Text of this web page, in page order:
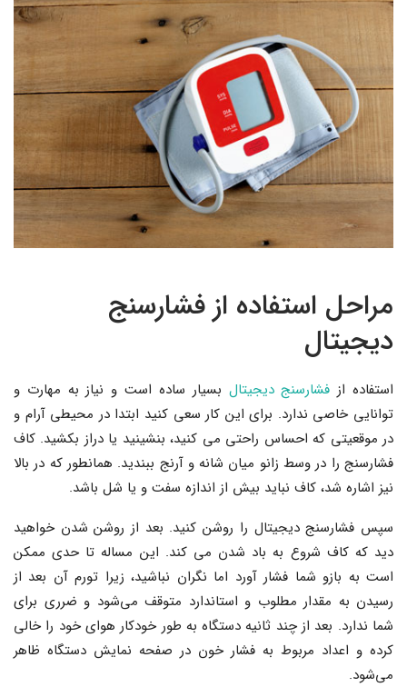
مراحل استفاده از فشارسنج
دیجیتال
استفاده از فشارسنجدیجیتال بسیار ساده است و نیاز به مهارت و
توانایی خاصی ندارد. برای این کار سعی کنید ابتدا در محیطی آرام و
در موقعیتی که احساس راحتی می کنید، بنشینید یا دراز بکشید. کاف
فشارسنج را در وسط زانو میان شانه و آرنج ببندید. همانطور که در بالا
نیز اشاره شد، کاف نباید بیش از اندازه سفت و یا شل باشد.
سپس فشارسنج دیجیتال را روشن کنید. بعد از روشن شدن خواهید
دید که کاف شروع به باد شدن می کند. این مساله تا حدی ممکن
است به بازو شما فشار آورد اما نگران نباشید، زیرا تورم آن بعد از
رسیدن به مقدار مطلوب و استاندارد متوقف می‌شود و ضرری برای
شما ندارد. بعد از چند ثانیه دستگاه به طور خودکار هوای خود را خالی
کرده و اعداد مربوط به فشار خون در صفحه نمایش دستگاه ظاهر
می‌شود.